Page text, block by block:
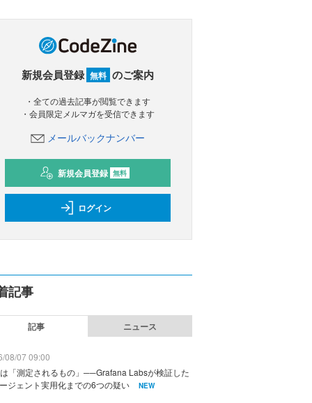
新規会員登録 無料 のご案内
・全ての過去記事が閲覧できます
・会員限定メルマガを受信できます
メールバックナンバー
新規会員登録 無料
ログイン
記事
記事 ニュース
08/07 09:00
「測定されるもの」──Grafana Labsが検証した
ジェント実用化までの6つの疑い
NEW